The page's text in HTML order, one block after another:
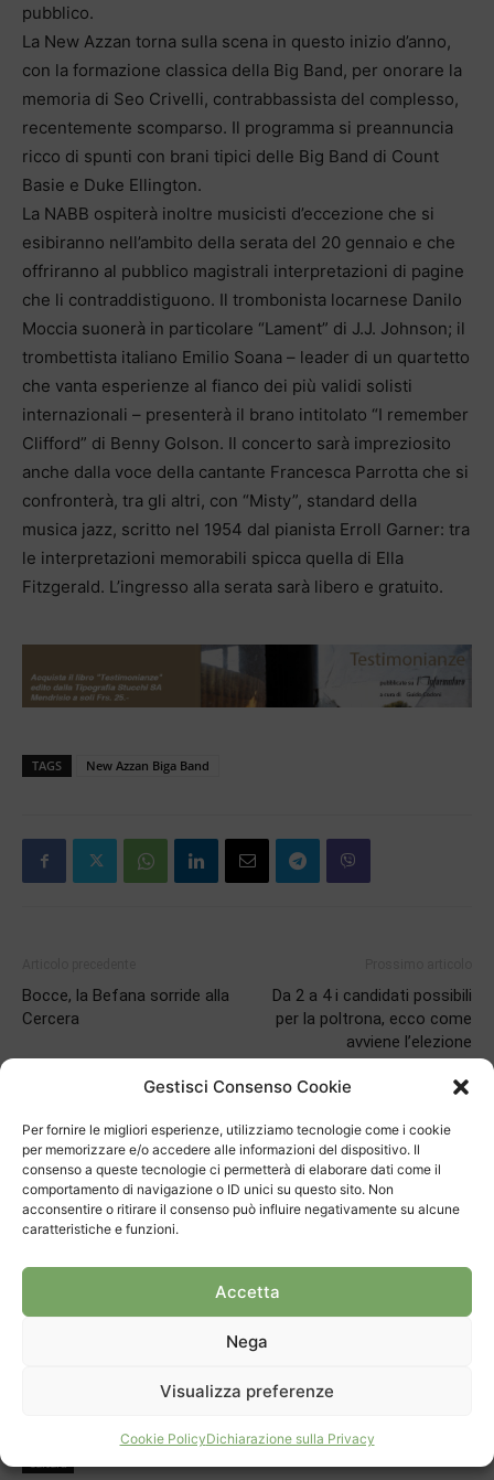
Gestisci Consenso Cookie
Per fornire le migliori esperienze, utilizziamo tecnologie come i cookie
per memorizzare e/o accedere alle informazioni del dispositivo. Il
consenso a queste tecnologie ci permetterà di elaborare dati come il
comportamento di navigazione o ID unici su questo sito. Non
acconsentire o ritirare il consenso può influire negativamente su alcune
caratteristiche e funzioni.
Accetta
Nega
Visualizza preferenze
Cookie PolicyDichiarazione sulla Privacy
pubblico.
La New Azzan torna sulla scena in questo inizio d’anno,
con la formazione classica della Big Band, per onorare la
memoria di Seo Crivelli, contrabbassista del complesso,
recentemente scomparso. Il programma si preannuncia
ricco di spunti con brani tipici delle Big Band di Count
Basie e Duke Ellington.
La NABB ospiterà inoltre musicisti d’eccezione che si
esibiranno nell’ambito della serata del 20 gennaio e che
offriranno al pubblico magistrali interpretazioni di pagine
che li contraddistiguono. Il trombonista locarnese Danilo
Moccia suonerà in particolare “Lament” di J.J. Johnson; il
trombettista italiano Emilio Soana – leader di un quartetto
che vanta esperienze al fianco dei più validi solisti
internazionali – presenterà il brano intitolato “I remember
Clifford” di Benny Golson. Il concerto sarà impreziosito
anche dalla voce della cantante Francesca Parrotta che si
confronterà, tra gli altri, con “Misty”, standard della
musica jazz, scritto nel 1954 dal pianista Erroll Garner: tra
le interpretazioni memorabili spicca quella di Ella
Fitzgerald. L’ingresso alla serata sarà libero e gratuito.
TAGS New Azzan Biga Band
Bocce, la Befana sorride alla
Cercera
Da 2 a 4 i candidati possibili
per la poltrona, ecco come
avviene l’elezione
30 anni per il Mulino di Bruzella
Aprire spiragli ai più piccoli
Cultura
Dieci anni di parco archeologico a